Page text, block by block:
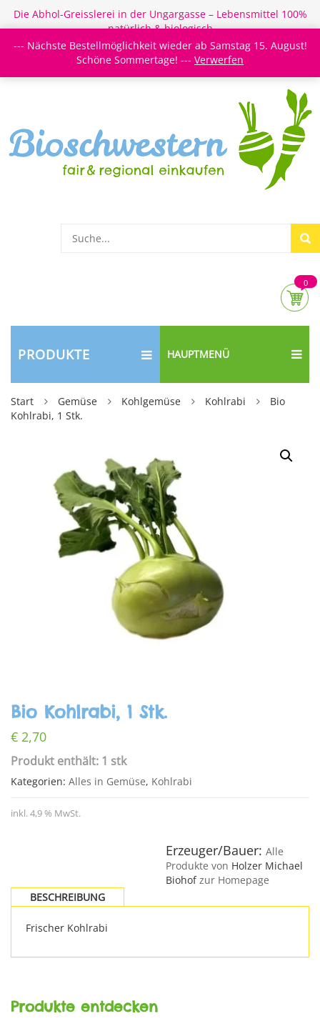
Die Abhol-Greisslerei in der Ungargasse – Lebensmittel 100%
natürlich & biologisch
Login/Register Newsletter Meine Merkzettel
0
PRODUKTE HAUPTMENÜ
Start Gemüse Kohlgemüse Kohlrabi
Bio
Kohlrabi, 1 Stk.
Bio Kohlrabi, 1 Stk.
€ 2,70
Produkt enthält: 1 stk
Kategorien: Alles in Gemüse, Kohlrabi
inkl. 4,9 % MwSt.
Erzeuger/Bauer:Alle
Produkte von Holzer Michael
Biohofzur Homepage
BESCHREIBUNG
Frischer Kohlrabi
Produkte entdecken
--- Nächste Bestellmöglichkeit wieder ab Samstag 15. August!
Schöne Sommertage! --- Verwerfen